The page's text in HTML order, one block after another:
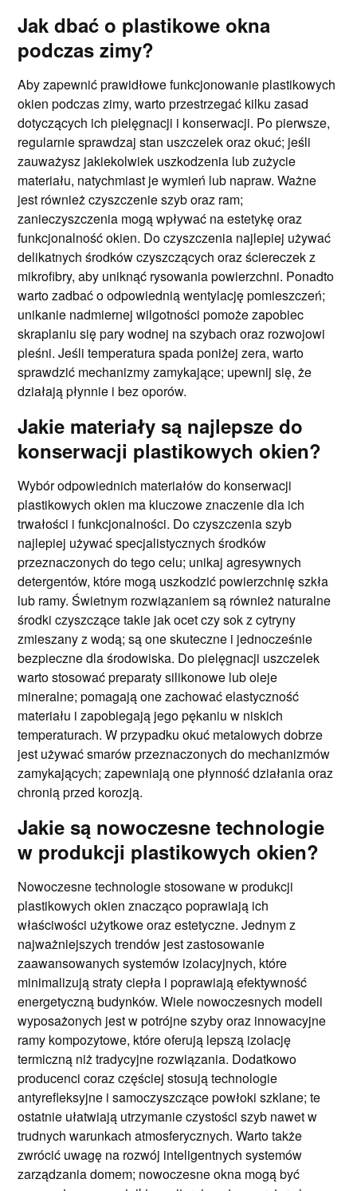
Jak dbać o plastikowe okna
podczas zimy?
Aby zapewnić prawidłowe funkcjonowanie plastikowych
okien podczas zimy, warto przestrzegać kilku zasad
dotyczących ich pielęgnacji i konserwacji. Po pierwsze,
regularnie sprawdzaj stan uszczelek oraz okuć; jeśli
zauważysz jakiekolwiek uszkodzenia lub zużycie
materiału, natychmiast je wymień lub napraw. Ważne
jest również czyszczenie szyb oraz ram;
zanieczyszczenia mogą wpływać na estetykę oraz
funkcjonalność okien. Do czyszczenia najlepiej używać
delikatnych środków czyszczących oraz ściereczek z
mikrofibry, aby uniknąć rysowania powierzchni. Ponadto
warto zadbać o odpowiednią wentylację pomieszczeń;
unikanie nadmiernej wilgotności pomoże zapobiec
skraplaniu się pary wodnej na szybach oraz rozwojowi
pleśni. Jeśli temperatura spada poniżej zera, warto
sprawdzić mechanizmy zamykające; upewnij się, że
działają płynnie i bez oporów.
Jakie materiały są najlepsze do
konserwacji plastikowych okien?
Wybór odpowiednich materiałów do konserwacji
plastikowych okien ma kluczowe znaczenie dla ich
trwałości i funkcjonalności. Do czyszczenia szyb
najlepiej używać specjalistycznych środków
przeznaczonych do tego celu; unikaj agresywnych
detergentów, które mogą uszkodzić powierzchnię szkła
lub ramy. Świetnym rozwiązaniem są również naturalne
środki czyszczące takie jak ocet czy sok z cytryny
zmieszany z wodą; są one skuteczne i jednocześnie
bezpieczne dla środowiska. Do pielęgnacji uszczelek
warto stosować preparaty silikonowe lub oleje
mineralne; pomagają one zachować elastyczność
materiału i zapobiegają jego pękaniu w niskich
temperaturach. W przypadku okuć metalowych dobrze
jest używać smarów przeznaczonych do mechanizmów
zamykających; zapewniają one płynność działania oraz
chronią przed korozją.
Jakie są nowoczesne technologie
w produkcji plastikowych okien?
Nowoczesne technologie stosowane w produkcji
plastikowych okien znacząco poprawiają ich
właściwości użytkowe oraz estetyczne. Jednym z
najważniejszych trendów jest zastosowanie
zaawansowanych systemów izolacyjnych, które
minimalizują straty ciepła i poprawiają efektywność
energetyczną budynków. Wiele nowoczesnych modeli
wyposażonych jest w potrójne szyby oraz innowacyjne
ramy kompozytowe, które oferują lepszą izolację
termiczną niż tradycyjne rozwiązania. Dodatkowo
producenci coraz częściej stosują technologie
antyrefleksyjne i samoczyszczące powłoki szklane; te
ostatnie ułatwiają utrzymanie czystości szyb nawet w
trudnych warunkach atmosferycznych. Warto także
zwrócić uwagę na rozwój inteligentnych systemów
zarządzania domem; nowoczesne okna mogą być